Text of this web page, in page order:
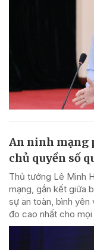
An ninh mạng
chủ quyền số
Thủ tướng Lê Minh
mạng, gắn kết giữa
sự an toàn, bình yên
đo cao nhất cho mọi